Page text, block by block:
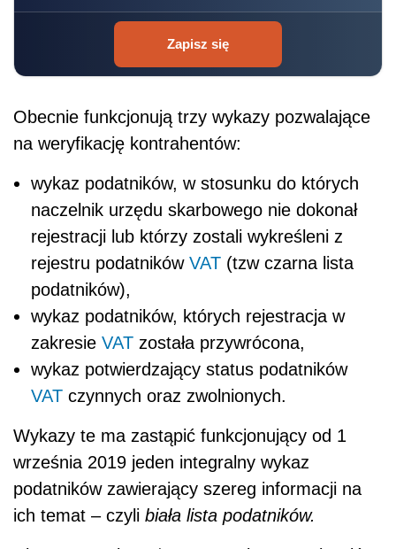
Zapisz się
Obecnie funkcjonują trzy wykazy pozwalające
na weryfikację kontrahentów:
wykaz podatników, w stosunku do których
naczelnik urzędu skarbowego nie dokonał
rejestracji lub którzy zostali wykreśleni z
rejestru podatników VAT (tzw czarna lista
podatników),
wykaz podatników, których rejestracja w
zakresie VAT została przywrócona,
wykaz potwierdzający status podatników
VAT czynnych oraz zwolnionych.
Wykazy te ma zastąpić funkcjonujący od 1
września 2019 jeden integralny wykaz
podatników zawierający szereg informacji na
ich temat – czyli biała lista podatników.